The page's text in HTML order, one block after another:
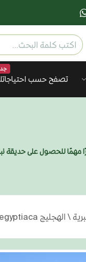
تصفح حسب
أمرًا مهمًا للحصول على
\ الهجليج Balanites aegyptiaca